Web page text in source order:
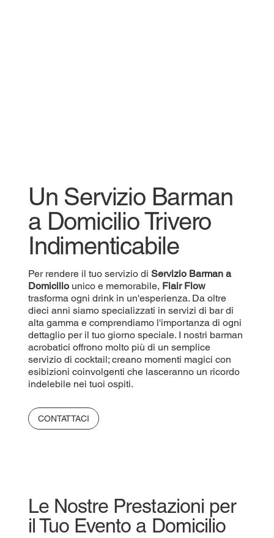
Un Servizio Barman
a Domicilio Trivero
Indimenticabile
Per rendere il tuo servizio di Servizio Barman a
Domicilio unico e memorabile, Flair Flow
trasforma ogni drink in un'esperienza. Da oltre
dieci anni siamo specializzati in servizi di bar di
alta gamma e comprendiamo l'importanza di ogni
dettaglio per il tuo giorno speciale. I nostri barman
acrobatici offrono molto più di un semplice
servizio di cocktail; creano momenti magici con
esibizioni coinvolgenti che lasceranno un ricordo
indelebile nei tuoi ospiti.
CONTATTACI
Le Nostre Prestazioni per
il Tuo Evento a Domicilio